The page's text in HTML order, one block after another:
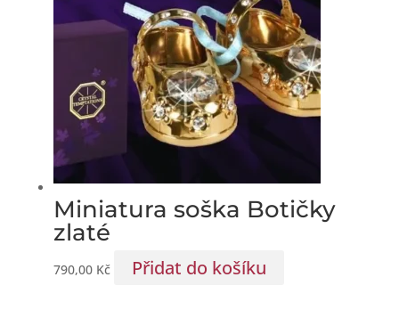
Miniatura soška Botičky
zlaté
790,00 Kč Přidat do košíku